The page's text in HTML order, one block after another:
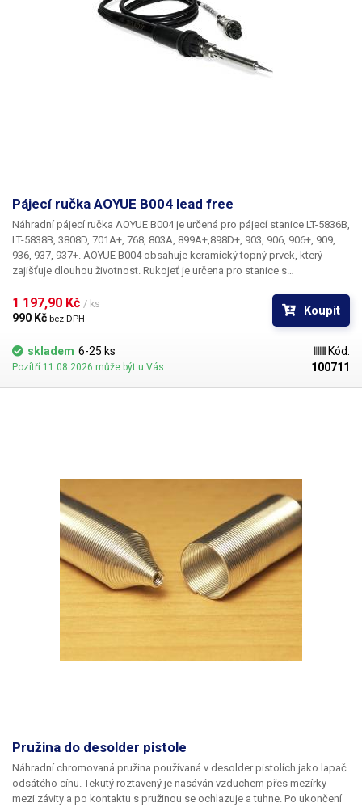
Pájecí ručka AOYUE B004 lead free
Náhradní pájecí ručka AOYUE B004 je určená pro pájecí stanice LT-5836B,
LT-5838B, 3808D, 701A+, 768, 803A, 899A+,898D+, 903, 906, 906+, 909,
936, 937, 937+. AOYUE B004 obsahuje keramický topný prvek, který
zajišťuje dlouhou životnost. Rukojeť je určena pro stanice s
připojuje pomocí pětipinového konektoru. Hrot pera se může od
obrázku lišit v závislosti na šarži dodané výrobcem.
1 197,90 Kč / ks
990 Kč bez DPH
Koupit
skladem 6-25 ks
Pozítří 11.08.2026 může být u Vás
Kód:
100711
Pružina do desolder pistole
Náhradní chromovaná pružina používaná v desolder pistolích jako lapač
odsátého cínu. Tekutý roztavený je nasáván vzduchem přes mezírky
mezi závity a po kontaktu s pružinou se ochlazuje a tuhne. Po ukončení